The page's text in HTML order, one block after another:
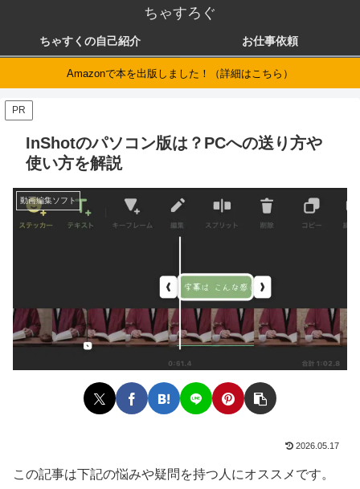
ちゃすろぐ
ちゃすくの自己紹介 お仕事依頼
Amazonで本を出版しました！（詳細はこちら）
PR
InShotのパソコン版は？PCへの送り方や
使い方を解説
動画編集ソフト
2026.05.17
この記事は下記の悩みや疑問を持つ人にオススメです。